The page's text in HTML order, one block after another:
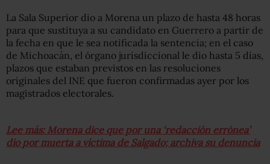
La Sala Superior dio a Morena un plazo de hasta 48 horas
para que sustituya a su candidato en Guerrero a partir de
la fecha en que le sea notificada la sentencia; en el caso
de Michoacán, el órgano jurisdiccional le dio hasta 5 días,
plazos que estaban previstos en las resoluciones
originales del INE que fueron confirmadas ayer por los
magistrados electorales.
Lee más: Morena dice que por una ‘redacción errónea’
dio por muerta a víctima de Salgado; archiva su denuncia